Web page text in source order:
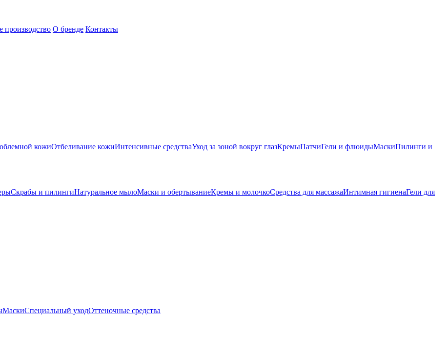
производство О бренде Контакты
кожиОтбеливание кожиИнтенсивные средстваУход за зоной вокруг глазКремыПатчиГели и флюидыМаскиПилинги и
Скрабы и пилингиНатуральное мылоМаски и обертываниеКремы и молочкоСредства для массажаИнтимная гигиенаГели для
МаскиСпециальный уходОттеночные средства